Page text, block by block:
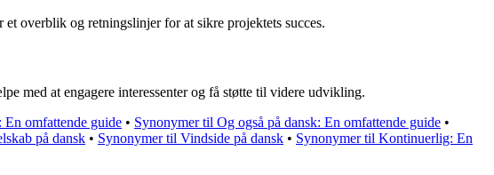
overblik og retningslinjer for at sikre projektets succes.
med at engagere interessenter og få støtte til videre udvikling.
omfattende guide • Synonymer til Og også på dansk: En omfattende guide •
på dansk • Synonymer til Vindside på dansk • Synonymer til Kontinuerlig: En